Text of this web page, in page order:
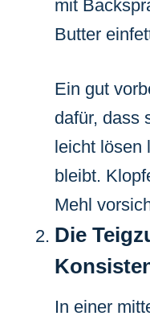
mit
Butter
Ein gut
dafür, dass
leicht lösen
bleibt.
Mehl
Die
In einer